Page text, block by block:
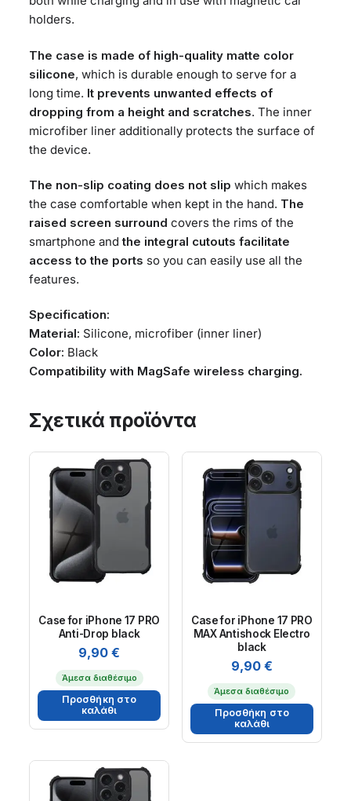
holders.
The case is made of high-quality matte color
silicone, which is durable enough to serve for a
long time. It prevents unwanted effects of
dropping from a height and scratches. The inner
microfiber liner additionally protects the surface of
the device.
The non-slip coating does not slipwhich makes
the case comfortable when kept in the hand. The
raised screen surround covers the rims of the
smartphone andthe integral cutouts facilitate
access to the ports so you can easily use all the
features.
Specification:
Material: Silicone, microfiber (inner liner)
Color: Black
Compatibility with MagSafe wireless charging.
Σχετικά προϊόντα
Case for iPhone 17 PRO
Anti-Drop black
9,90€
Άμεσα διαθέσιμο
Προσθήκη στο
καλάθι
Case for iPhone 17 PRO
MAX Antishock Electro
black
9,90 €
Άμεσα διαθέσιμο
Προσθήκη στο
καλάθι